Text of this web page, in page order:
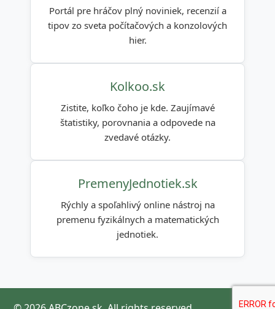
Portál pre hráčov plný noviniek, recenzií a
tipov zo sveta počítačových a konzolových
hier.
Kolkoo.sk
Zistite, koľko čoho je kde. Zaujímavé
štatistiky, porovnania a odpovede na
zvedavé otázky.
PremenyJednotiek.sk
Rýchly a spoľahlivý online nástroj na
premenu fyzikálnych a matematických
jednotiek.